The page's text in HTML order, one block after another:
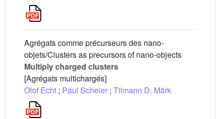
Agrégats comme précurseurs des nano-
objets/Clusters as precursors of nano-objects
Multiply charged clusters
[Agrégats multichargés]
Olof Echt ; Paul Scheier ; Tilmann D. Märk